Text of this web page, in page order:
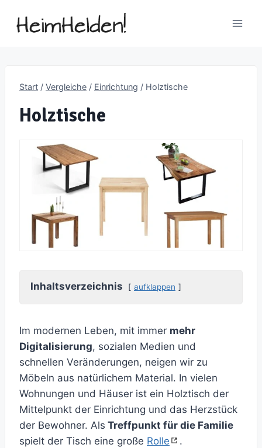
Inhalt
Start / Vergleiche / Einrichtung / Holztische
Holztische
Inhaltsverzeichnis aufklappen
Im modernen Leben, mit immer mehr
Digitalisierung, sozialen Medien und
schnellen Veränderungen, neigen wir zu
Möbeln aus natürlichem Material. In vielen
Wohnungen und Häuser ist ein Holztisch der
Mittelpunkt der Einrichtung und das Herzstück
der Bewohner. Als Treffpunkt für die Familie
spielt der Tisch eine große Rolle .